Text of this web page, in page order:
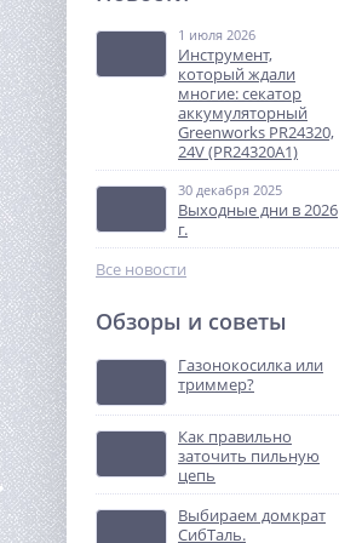
щет, 27/45
Нм,13мм,1х2Ач,ЗУ,кор
(3708307CUA)
8 490руб.
%
Виброплита TOR T-90
91 880
%
1 июля 2026
Инструмент,
который ждали
многие: секатор
аккумуляторный
Greenworks PR24320,
24V (PR24320A1)
30 декабря 2025
Выходные дни в 2026
г.
Все новости
Обзоры и советы
Газонокосилка или
триммер?
Как правильно
заточить пильную
цепь
Выбираем домкрат
СибТаль.